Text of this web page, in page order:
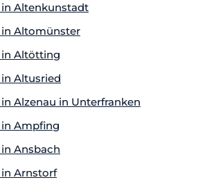
Altenkunstadt
Altomünster
in Altötting
Altusried
Alzenau in Unterfranken
Ampfing
Ansbach
Arnstorf